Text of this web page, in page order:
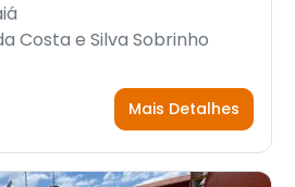
Costa e Silva Sobrinho
Mais Detalhes